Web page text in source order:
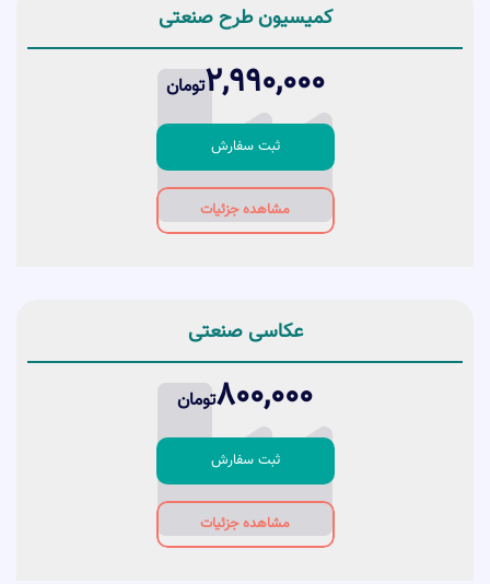
۴- صدور گواهینامه رسمی طرح صنعتی شما
کمیسیون طرح صنعتی
2,990,000تومان
ثبت سفارش
مشاهده جزئیات
عکاسی صنعتی
800,000تومان
ثبت سفارش
مشاهده جزئیات